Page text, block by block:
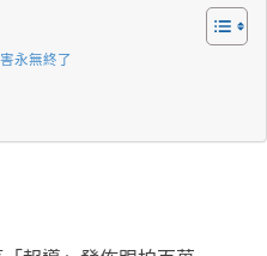
永無終了